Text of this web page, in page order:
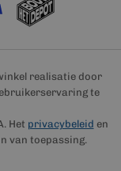
realisatie door
te
Het privacybeleid en
van toepassing.